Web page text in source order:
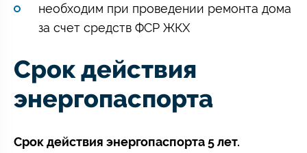
необходим при проведении ремонта дома
за счет средств ФСР ЖКХ
Срок действия
энергопаспорта
Срок действия энергопаспорта 5 лет.